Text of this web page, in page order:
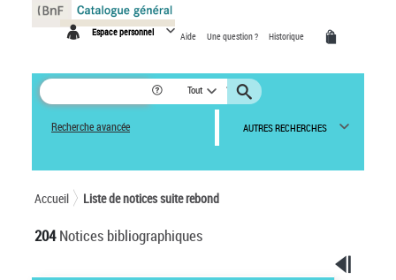
Espace personnel Aide Une question ? Historique
Tout
Recherche avancée AUTRES RECHERCHES
Accueil Liste de notices suite rebond
204Notices bibliographiques
Panneau de gestion des cookies